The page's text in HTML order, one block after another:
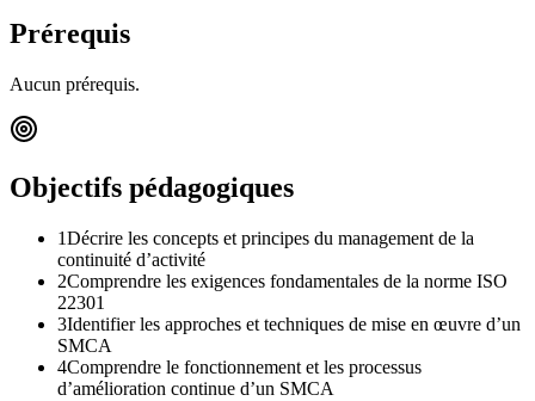
Prérequis
Aucun prérequis.
Objectifs pédagogiques
1Décrire les concepts et principes du management de la
continuité d’activité
2Comprendre les exigences fondamentales de la norme ISO
22301
3Identifier les approches et techniques de mise en œuvre d’un
SMCA
4Comprendre le fonctionnement et les processus
d’amélioration continue d’un SMCA